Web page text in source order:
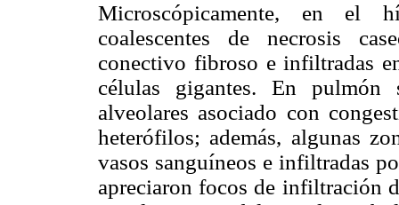
Microscópicamente, en el
coalescentes de necrosis
conectivo fibroso e infiltradas
células gigantes. En pulmón
alveolares asociado con
heterófilos; además, algunas
vasos sanguíneos e infiltradas
apreciaron focos de infiltración